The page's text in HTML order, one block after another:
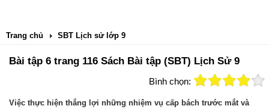
Trang chủ SBT Lịch sử lớp 9
Bài tập 6 trang 116 Sách Bài tập (SBT) Lịch Sử 9
Bình chọn:
Việc thực hiện thắng lợi những nhiệm vụ cấp bách trước mắt và